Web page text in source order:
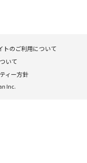
トのご利用について
いて
ィー方針
Inc.